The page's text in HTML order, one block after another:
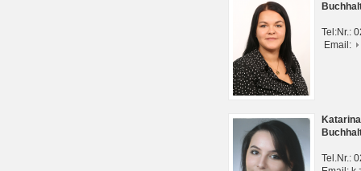
Tel:Nr.:
Email:
Tel.Nr.: